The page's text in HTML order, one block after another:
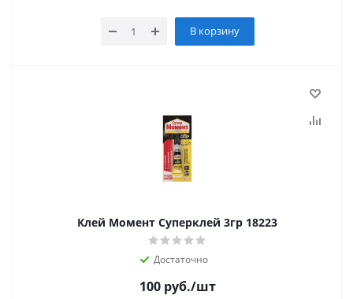
В корзину
Клей Момент Суперклей 3гр 18223
Достаточно
100руб./шт